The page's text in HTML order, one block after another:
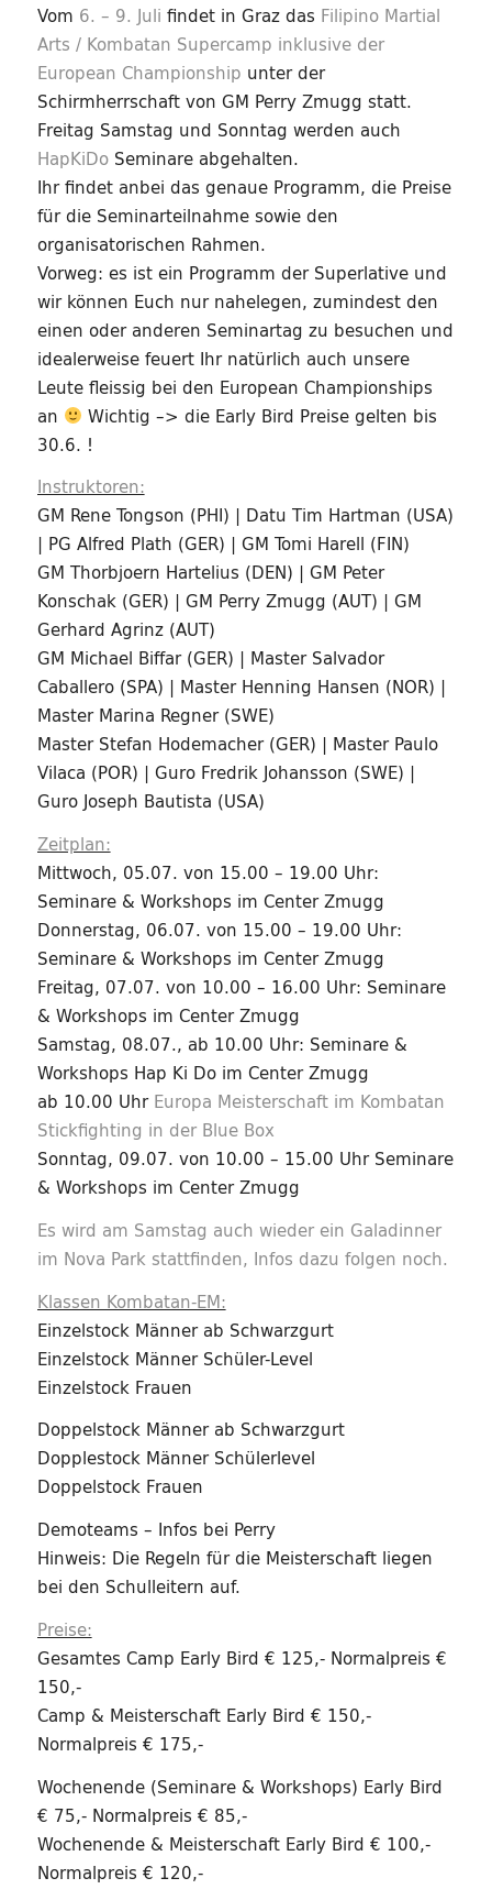
Vom 6. – 9. Juli findet in Graz das Filipino Martial
Arts / Kombatan Supercamp inklusive der
European Championship unter der
Schirmherrschaft von GM Perry Zmugg statt.
Freitag Samstag und Sonntag werden auch
HapKiDoSeminare abgehalten.
Ihr findet anbei das genaue Programm, die Preise
für die Seminarteilnahme sowie den
organisatorischen Rahmen.
Vorweg: es ist ein Programm der Superlative und
wir können Euch nur nahelegen, zumindest den
einen oder anderen Seminartag zu besuchen und
idealerweise feuert Ihr natürlich auch unsere
Leute fleissig bei den European Championships
an
Wichtig –> die Early Bird Preise gelten bis
30.6. !
Instruktoren:
GM Rene Tongson (PHI) | Datu Tim Hartman (USA)
| PG Alfred Plath (GER) | GM Tomi Harell (FIN)
GM Thorbjoern Hartelius (DEN) | GM Peter
Konschak (GER) | GM Perry Zmugg (AUT) | GM
Gerhard Agrinz (AUT)
GM Michael Biffar (GER) | Master Salvador
Caballero (SPA) | Master Henning Hansen (NOR) |
Master Marina Regner (SWE)
Master Stefan Hodemacher (GER) | Master Paulo
Vilaca (POR) | Guro Fredrik Johansson (SWE) |
Guro Joseph Bautista (USA)
Zeitplan:
Mittwoch, 05.07. von 15.00 – 19.00 Uhr:
Seminare & Workshops im Center Zmugg
Donnerstag, 06.07. von 15.00 – 19.00 Uhr:
Seminare & Workshops im Center Zmugg
Freitag, 07.07. von 10.00 – 16.00 Uhr: Seminare
& Workshops im Center Zmugg
Samstag, 08.07., ab 10.00 Uhr: Seminare &
Workshops Hap Ki Do im Center Zmugg
ab 10.00 Uhr Europa Meisterschaft im Kombatan
Stickfighting in der Blue Box
Sonntag, 09.07. von 10.00 – 15.00 Uhr Seminare
& Workshops im Center Zmugg
Es wird am Samstag auch wieder ein Galadinner
im Nova Park stattfinden, Infos dazu folgen noch.
Klassen Kombatan-EM:
Einzelstock Männer ab Schwarzgurt
Einzelstock Männer Schüler-Level
Einzelstock Frauen
Doppelstock Männer ab Schwarzgurt
Dopplestock Männer Schülerlevel
Doppelstock Frauen
Demoteams – Infos bei Perry
Hinweis: Die Regeln für die Meisterschaft liegen
bei den Schulleitern auf.
Preise:
Gesamtes Camp Early Bird € 125,- Normalpreis €
150,-
Camp & Meisterschaft Early Bird € 150,-
Normalpreis € 175,-
Wochenende (Seminare & Workshops) Early Bird
€ 75,- Normalpreis € 85,-
Wochenende & Meisterschaft Early Bird € 100,-
Normalpreis € 120,-